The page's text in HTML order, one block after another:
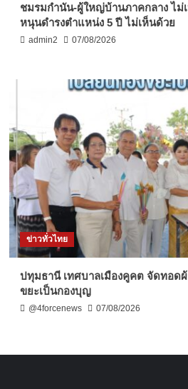
ชมรมกำนัน-ผู้ใหญ่บ้านภาคกลาง ไม่
หนุนดำรงตำแหน่ง 5 ปี ไม่เห็นด้วย
admin2 07/08/2026
ข่าวทั่วไทย
ปทุมธานี เทศบาลเมืองคูคต จัดทอด
ขยะเป็นกองบุญ
@4forcenews 07/08/2026